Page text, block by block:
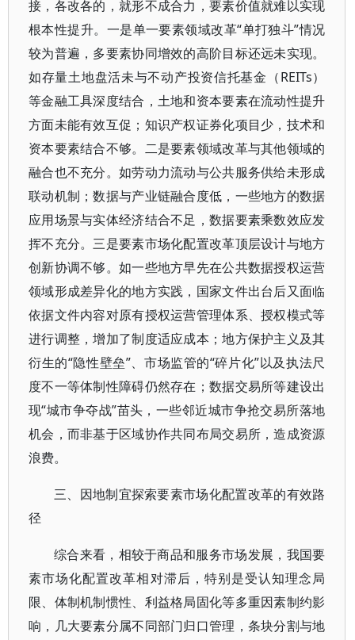
接，各改各的，就形不成合力，要素价值就难以实现
根本性提升。一是单一要素领域改革“单打独斗”情况
较为普遍，多要素协同增效的高阶目标还远未实现。
如存量土地盘活未与不动产投资信托基金（REITs）
等金融工具深度结合，土地和资本要素在流动性提升
方面未能有效互促；知识产权证券化项目少，技术和
资本要素结合不够。二是要素领域改革与其他领域的
融合也不充分。如劳动力流动与公共服务供给未形成
联动机制；数据与产业链融合度低，一些地方的数据
应用场景与实体经济结合不足，数据要素乘数效应发
挥不充分。三是要素市场化配置改革顶层设计与地方
创新协调不够。如一些地方早先在公共数据授权运营
领域形成差异化的地方实践，国家文件出台后又面临
依据文件内容对原有授权运营管理体系、授权模式等
进行调整，增加了制度适应成本；地方保护主义及其
衍生的“隐性壁垒”、市场监管的“碎片化”以及执法尺
度不一等体制性障碍仍然存在；数据交易所等建设出
现“城市争夺战”苗头，一些邻近城市争抢交易所落地
机会，而非基于区域协作共同布局交易所，造成资源
浪费。
三、因地制宜探索要素市场化配置改革的有效路
径
综合来看，相较于商品和服务市场发展，我国要
素市场化配置改革相对滞后，特别是受认知理念局
限、体制机制惯性、利益格局固化等多重因素制约影
响，几大要素分属不同部门归口管理，条块分割与地